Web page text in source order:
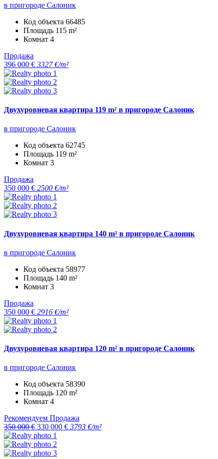
в пригороде Салоник
Код объекта 66485
Площадь 115 m²
Комнат 4
Продажа
396 000 € 3327 €/m²
Двухуровневая квартира 119 m² в пригороде Салоник
в пригороде Салоник
Код объекта 62745
Площадь 119 m²
Комнат 3
Продажа
350 000 € 2500 €/m²
Двухуровневая квартира 140 m² в пригороде Салоник
в пригороде Салоник
Код объекта 58977
Площадь 140 m²
Комнат 3
Продажа
350 000 € 2916 €/m²
Двухуровневая квартира 120 m² в пригороде Салоник
в пригороде Салоник
Код объекта 58390
Площадь 120 m²
Комнат 4
Рекомендуем Продажа
350 000 € 330 000 € 3793 €/m²